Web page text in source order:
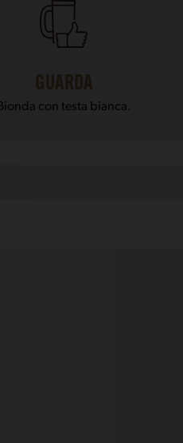
GUARDA
Bionda con testa bianca.